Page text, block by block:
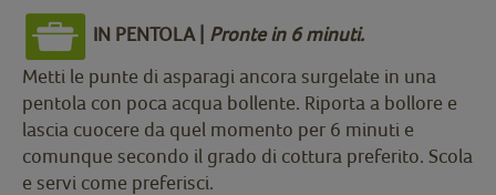
IN PENTOLA | Pronte in 6 minuti.
Metti le punte di asparagi ancora surgelate in una
pentola con poca acqua bollente. Riporta a bollore e
lascia cuocere da quel momento per 6 minuti e
comunque secondo il grado di cottura preferito. Scola
e servi come preferisci.